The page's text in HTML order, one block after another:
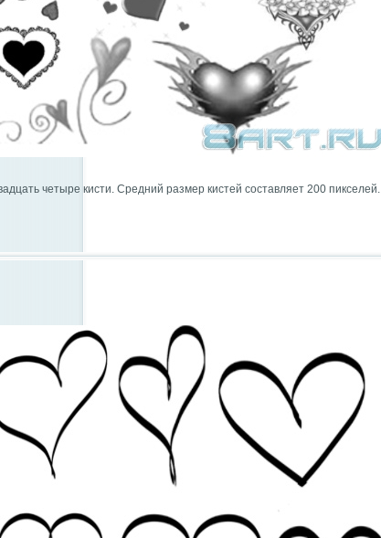
четыре кисти. Средний размер кистей составляет 200 пикселей.